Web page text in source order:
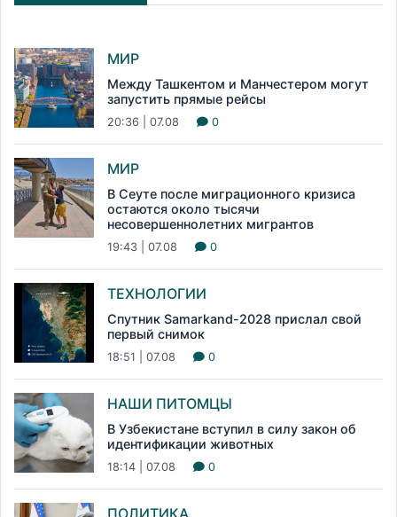
МИР
Между Ташкентом и Манчестером могут
запустить прямые рейсы
20:36 | 07.08 0
МИР
В Сеуте после миграционного кризиса
остаются около тысячи
несовершеннолетних мигрантов
19:43 | 07.08 0
ТЕХНОЛОГИИ
Спутник Samarkand-2028 прислал свой
первый снимок
18:51 | 07.08 0
НАШИ ПИТОМЦЫ
В Узбекистане вступил в силу закон об
идентификации животных
18:14 | 07.08 0